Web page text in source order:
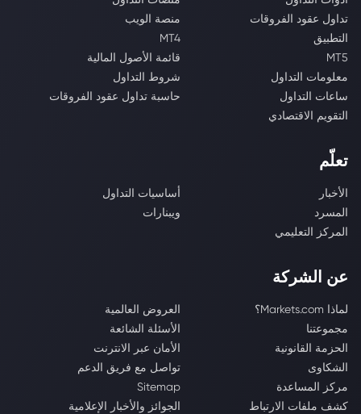
تداول عقود الفروقات
منصة الويب
التطبيق
MT4
MT5
قائمة الأصول المالية
معلومات التداول
شروط التداول
ساعات التداول
حاسبة تداول عقود الفروقات
التقويم الاقتصادي
تعلّم
الأخبار
أساسيات التداول
المسرد
ويبنارات
المركز التعليمي
عن الشركة
لماذا Markets.com؟
العروض العالمية
مجموعتنا
الأسئلة الشائعة
الحزمة القانونية
الأمان عبر الانترنت
الشكاوى
تواصل مع فريق الدعم
مركز المساعدة
Sitemap
كشف ملفات الارتباط
الجوائز والأخبار الإعلامية